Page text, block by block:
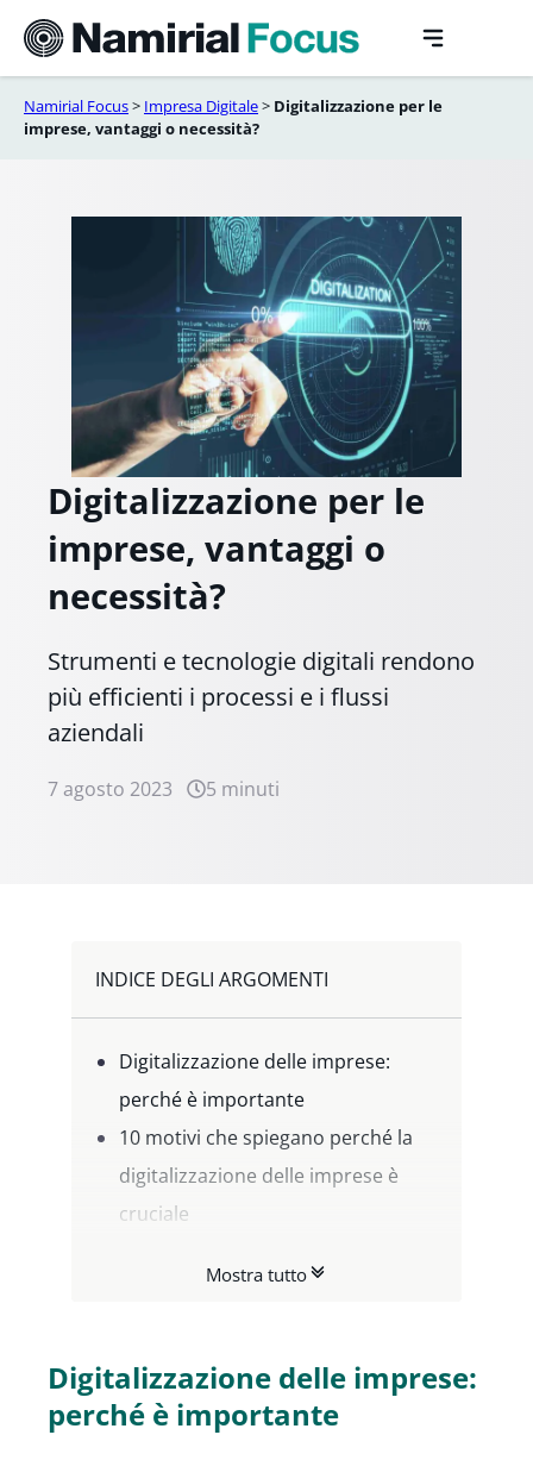
contenuto
Namirial Focus> Impresa Digitale> Digitalizzazione per le
imprese, vantaggi o necessità?
Digitalizzazione per le
imprese, vantaggi o
necessità?
Strumenti e tecnologie digitali rendono
più efficienti i processi e i flussi
aziendali
7 agosto 2023 5 minuti
INDICE DEGLI ARGOMENTI
Digitalizzazione delle imprese:
perché è importante
10 motivi che spiegano perché la
digitalizzazione delle imprese è
cruciale
cosa prevede il Piano Nazionale di
Mostra tutto
Digitalizzazione delle imprese:
perché è importante